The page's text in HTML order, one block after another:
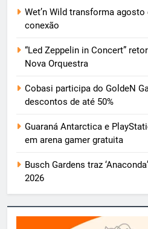
Wet’n Wild transforma
conexão
“Led Zeppelin in Concert”
Nova Orquestra
Cobasi participa do GoldeN
descontos de até 50%
Guaraná Antarctica e
em arena gamer gratuita
Busch Gardens traz
2026